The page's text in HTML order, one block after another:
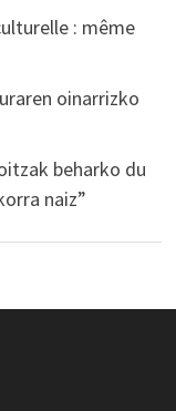
: même
oinarrizko
beharko du
naiz”